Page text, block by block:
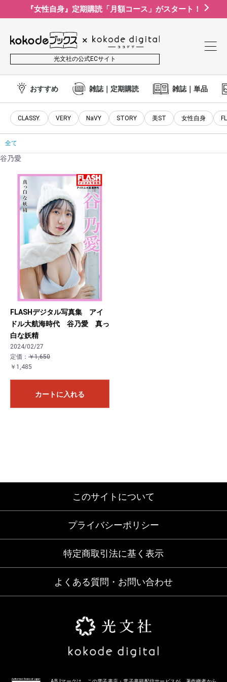
『女性自身』定期購読「月額コース」がスタート！
光文社の公式ECサイト
おすすめ 雑誌｜定期購読 雑誌｜単品
CLASSY. VERY NaVY STORY 美ST 女性自身
全て
谷乃愛
FLASHデジタル写真集 アイ
ドル大航海時代 谷乃愛 真っ
白な妖精
2024/02/27
定価： ￥1,650
￥1,485
カートに入れる
お買い物を続ける
このサイトについて
プライバシーポリシー
特定商取引法に基く表示
よくある質問・お問い合わせ